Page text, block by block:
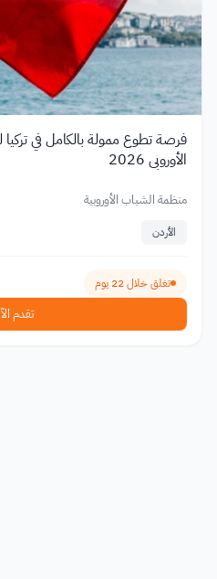
فرصة تطوع ممولة بالكامل في
الأوروبي 2026
منظمة الشباب الأوروبية
الأردن
تغلق خلال 22 يوم
تقدم